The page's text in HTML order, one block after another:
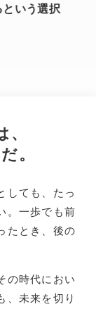
選択
、
。
しても、たっ
。一歩でも前
たとき、後の
の時代におい
、未来を切り